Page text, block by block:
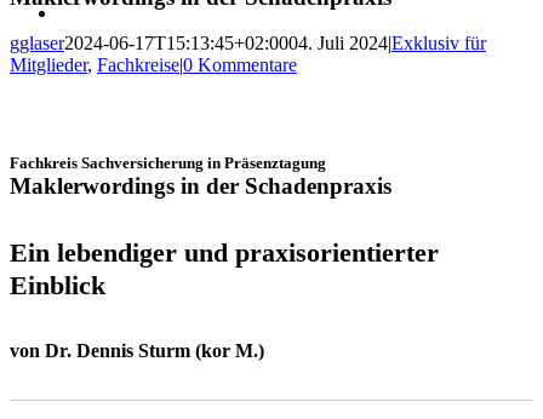
gglaser2024-06-17T15:13:45+02:0004. Juli 2024|Exklusiv für
Mitglieder, Fachkreise|0 Kommentare
Fachkreis Sachversicherung in Präsenztagung
Maklerwordings in der Schadenpraxis
Ein lebendiger und praxisorientierter
Einblick
von Dr. Dennis Sturm (kor M.)